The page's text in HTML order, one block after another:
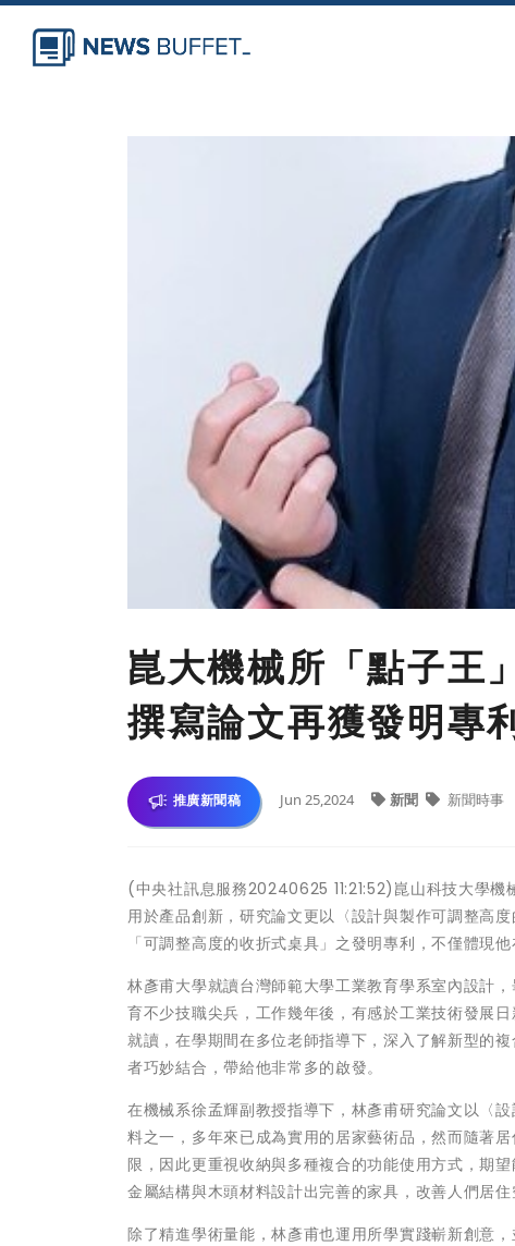
崑大機械所「點子王
撰寫論文再獲發明專
推廣新聞稿 Jun 25,2024 新聞 新聞時事
(中央社訊息服務20240625 11:21:52)崑山科技大學
用於產品創新，研究論文更以〈設計與製作可調整高
「可調整高度的收折式桌具」之發明專利，不僅體現
林彥甫大學就讀台灣師範大學工業教育學系室內設計
育不少技職尖兵，工作幾年後，有感於工業技術發展
就讀，在學期間在多位老師指導下，深入了解新型的
者巧妙結合，帶給他非常多的啟發。
在機械系徐孟輝副教授指導下，林彥甫研究論文以〈
料之一，多年來已成為實用的居家藝術品，然而隨著
限，因此更重視收納與多種複合的功能使用方式，期
金屬結構與木頭材料設計出完善的家具，改善人們居住
除了精進學術量能，林彥甫也運用所學實踐嶄新創意